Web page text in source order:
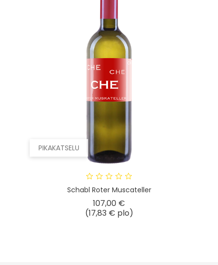
PIKAKATSELU
Schabl Roter Muscateller
107,00 €
(17,83 € plo)